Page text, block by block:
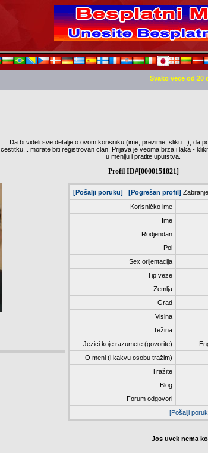
Svako vece od 20
Da bi videli sve detalje o ovom korisniku (ime, prezime, sliku...), da
cestitku... morate biti registrovan clan. Prijava je veoma brza i laka -
u meniju i pratite uputstva.
Profil ID#[0000151821]
[Pošalji poruku] [Pogrešan profil]
Korisničko ime
Ime
Rodjendan
Pol
Sex orijentacija
Tip veze
Zemlja
Grad
Visina
Težina
Jezici koje razumete (govorite)
O meni (i kakvu osobu tražim)
Tražite
Blog
Forum odgovori
[Pošalji
Jos uvek nema